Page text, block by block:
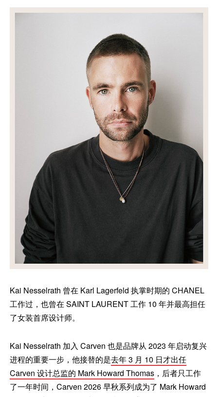
Kai Nesselrath 曾在 Karl Lagerfeld 执掌时期的 CHANEL
工作过，也曾在 SAINT LAURENT 工作 10 年并最高担任
了女装首席设计师。
Kai Nesselrath 加入 Carven 也是品牌从 2023 年启动复兴
进程的重要一步，他接替的是去年 3 月 10 日才出任
Carven 设计总监的 Mark Howard Thomas ，后者只工作
了一年时间，Carven 2026 早秋系列成为了 Mark Howard